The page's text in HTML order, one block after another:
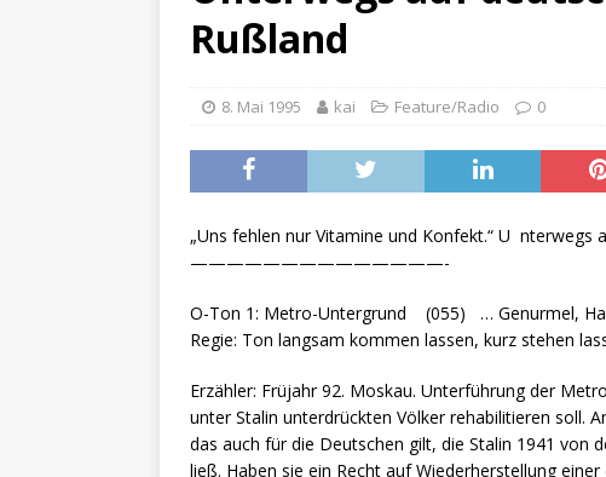
Rußland
8. Mai 1995 kai Feature/Radio 0
„Uns fehlen nur Vitamine und Konfekt.“ U
——————————————-
O-Ton 1: Metro-Untergrund (055) … Genurmel,
Regie: Ton langsam kommen lassen, kurz stehen
Erzähler: Früjahr 92. Moskau. Unterführung der
unter Stalin unterdrückten Völker rehabilitieren soll.
das auch für die Deutschen gilt, die Stalin 1941 von
ließ. Haben sie ein Recht auf Wiederherstellung